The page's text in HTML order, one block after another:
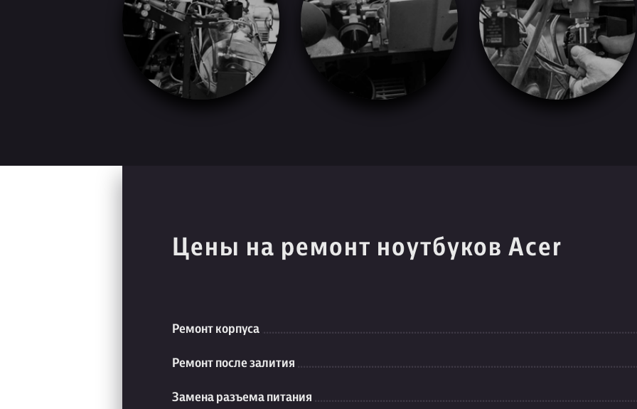
Цены на ремонт ноутбуков Acer
Ремонт корпуса
Ремонт после залития
Замена разъема питания